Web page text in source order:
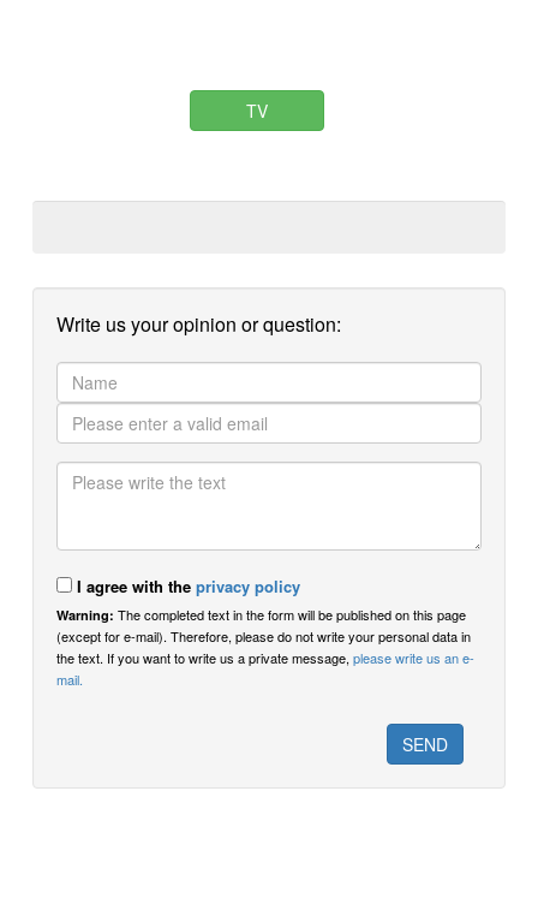
TV
Write us your opinion or question:
I agree with the privacy policy
Warning: The completed text in the form will be published on this page
(except for e-mail). Therefore, please do not write your personal data in
the text. If you want to write us a private message,please write us an e-
mail.